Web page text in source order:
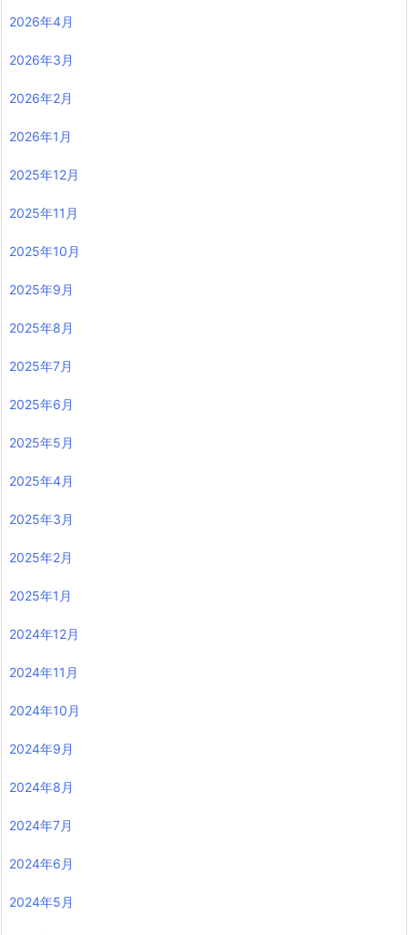
2026年4月
2026年3月
2026年2月
2026年1月
2025年12月
2025年11月
2025年10月
2025年9月
2025年8月
2025年7月
2025年6月
2025年5月
2025年4月
2025年3月
2025年2月
2025年1月
2024年12月
2024年11月
2024年10月
2024年9月
2024年8月
2024年7月
2024年6月
2024年5月